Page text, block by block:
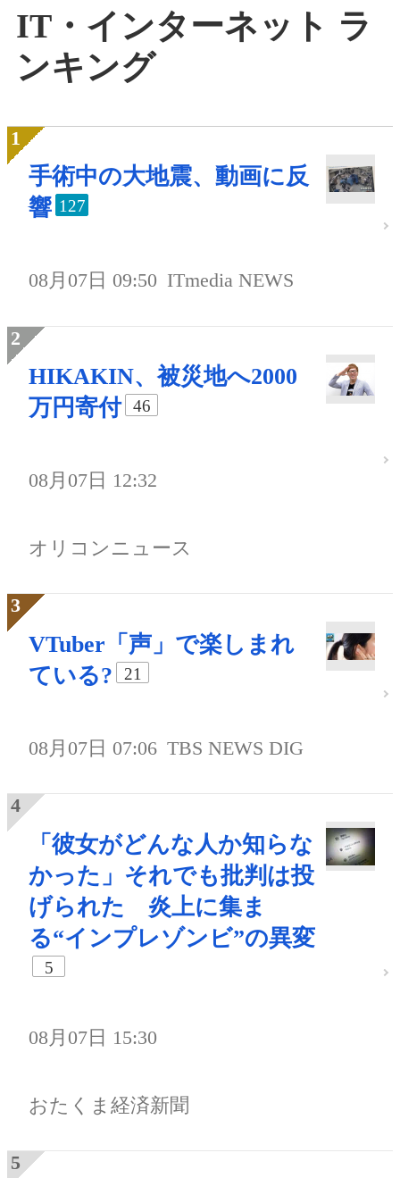
IT・インターネット ラ
ンキング
手術中の大地震、動画に反
響 127
08月07日 09:50 ITmedia NEWS
HIKAKIN、被災地へ2000
万円寄付
46
08月07日 12:32
オリコンニュース
VTuber「声」で楽しまれ
ている?
21
08月07日 07:06 TBS NEWS DIG
「彼女がどんな人か知らな
かった」それでも批判は投
げられた 炎上に集ま
る“インプレゾンビ”の異変
5
08月07日 15:30
おたくま経済新聞